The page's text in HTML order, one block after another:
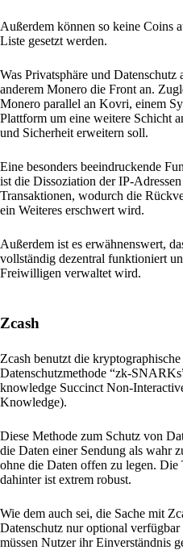
Außerdem können so keine Coins
Liste gesetzt werden.
Was Privatsphäre und Datenschutz
anderem Monero die Front an.
Monero parallel an Kovri, einem
Plattform um eine weitere Schicht
und Sicherheit erweitern soll.
Eine besonders beeindruckende
ist die Dissoziation der IP-
Transaktionen, wodurch die
ein Weiteres erschwert wird.
Außerdem ist es erwähnenswert,
vollständig dezentral funktioniert
Freiwilligen verwaltet wird.
Zcash
Zcash benutzt die kryptographische
Datenschutzmethode “zk-
knowledge Succinct Non-
Knowledge).
Diese Methode zum Schutz von
die Daten einer Sendung als wahr
ohne die Daten offen zu legen. Die
dahinter ist extrem robust.
Wie dem auch sei, die Sache mit
Datenschutz nur optional verfügbar
müssen Nutzer ihr Einverständnis